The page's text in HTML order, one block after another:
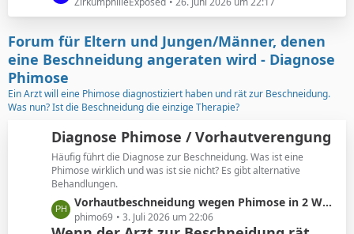
e
t
ä
g
e
t
t
e
B
e
i
t
r
ä
g
e
Forum für Eltern und Jungen/Männer, denen
eine Beschneidung angeraten wird - Diagnose
Phimose
Ein Arzt will eine Phimose diagnostiziert haben und rät zur Beschneidung.
Was nun? Ist die Beschneidung die einzige Therapie?
Diagnose Phimose / Vorhautverengung
Häufig führt die Diagnose zur Beschneidung. Was ist eine
Phimose wirklich und was ist sie nicht? Es gibt alternative
Behandlungen.
L
e
Vorhautbeschneidung wegen Phimose in 2 Wochen
phimo69 3. Juli 2026 um 22:06